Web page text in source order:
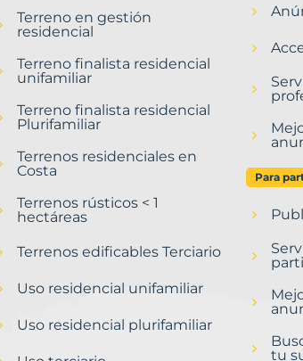
Terreno en gestión
residencial
Terreno finalista residencial
unifamiliar
Terreno finalista residencial
Plurifamiliar
Terrenos residenciales en
Costa
Terrenos rústicos < 1
hectáreas
Terrenos edificables Terciario
Uso residencial unifamiliar
Uso residencial plurifamiliar
Para
tu